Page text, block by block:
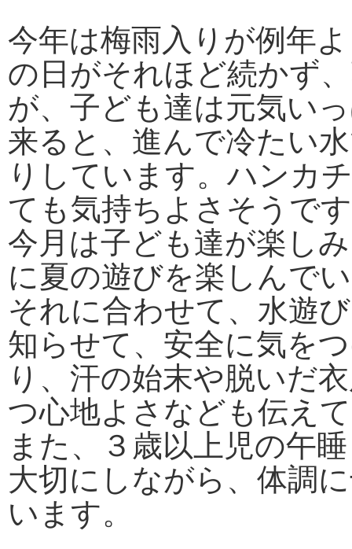
今年は梅雨入りが例年
の日がそれほど続かず
が、子ども達は元気い
来ると、進んで冷たい
りしています。ハンカ
ても気持ちよさそうで
今月は子ども達が楽し
に夏の遊びを楽しんで
それに合わせて、水遊
知らせて、安全に気を
り、汗の始末や脱いだ
つ心地よさなども伝え
また、３歳以上児の午
大切にしながら、体調
います。